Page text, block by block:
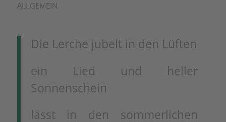
ALLGEMEIN
Die Lerche jubelt in den Lüften
ein Lied und heller
Sonnenschein
lässt in den sommerlichen